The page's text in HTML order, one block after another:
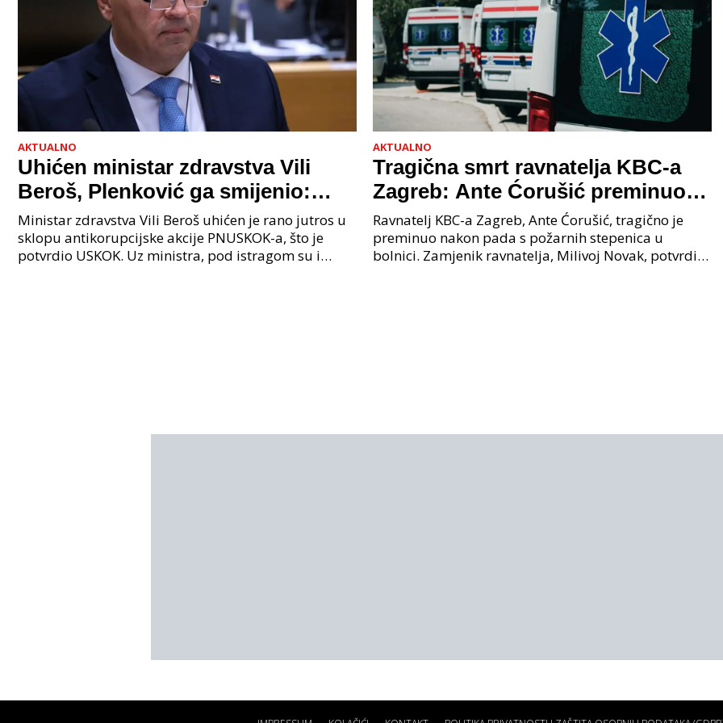
AKTUALNO
Uhićen ministar zdravstva Vili
Beroš, Plenković ga smijenio:
Istraga USKOK-a zbog korupcije
Ministar zdravstva Vili Beroš uhićen je rano jutros u
sklopu antikorupcijske akcije PNUSKOK-a, što je
potvrdio USKOK. Uz ministra, pod istragom su i
AKTUALNO
Tragična smrt ravnatelja KBC-a
Zagreb: Ante Ćorušić preminuo
nakon pada u bolnici, policija na
mjestu događaja
Ravnatelj KBC-a Zagreb, Ante Ćorušić, tragično je
preminuo nakon pada s požarnih stepenica u
bolnici. Zamjenik ravnatelja, Milivoj Novak, potvrdio